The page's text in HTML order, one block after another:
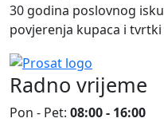
30 godina poslovnog
povjerenja kupaca i
Radno vrijeme
Pon - Pet: 08:00 - 16:00